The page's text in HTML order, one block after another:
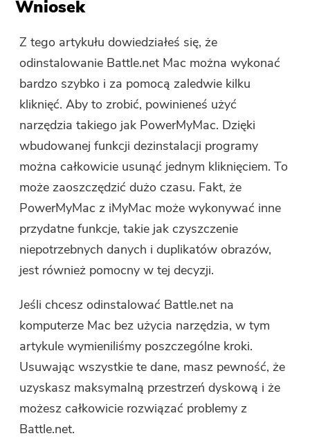
Wniosek
Z tego artykułu dowiedziałeś się, że
odinstalowanie Battle.net Mac można wykonać
bardzo szybko i za pomocą zaledwie kilku
kliknięć. Aby to zrobić, powinieneś użyć
narzędzia takiego jak PowerMyMac. Dzięki
wbudowanej funkcji dezinstalacji programy
można całkowicie usunąć jednym kliknięciem. To
może zaoszczędzić dużo czasu. Fakt, że
PowerMyMac z iMyMac może wykonywać inne
przydatne funkcje, takie jak czyszczenie
niepotrzebnych danych i duplikatów obrazów,
jest również pomocny w tej decyzji.
Jeśli chcesz odinstalować Battle.net na
komputerze Mac bez użycia narzędzia, w tym
artykule wymieniliśmy poszczególne kroki.
Usuwając wszystkie te dane, masz pewność, że
uzyskasz maksymalną przestrzeń dyskową i że
możesz całkowicie rozwiązać problemy z
Battle.net.